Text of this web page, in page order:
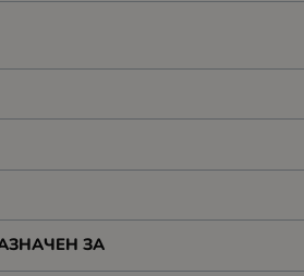
ЗА